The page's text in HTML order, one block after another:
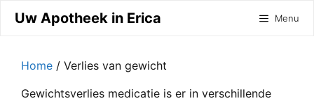
naar
inhoud
Uw Apotheek in Erica Menu
Home / Verlies van gewicht
Gewichtsverlies medicatie is er in verschillende